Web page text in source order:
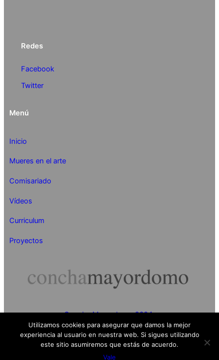
Redes
Facebook
Twitter
Menú
Inicio
Mueres en el arte
Comisariado
Vídeos
Curriculum
Proyectos
Concha Mayordomo 2024
Utilizamos cookies para asegurar que damos la mejor
experiencia al usuario en nuestra web. Si sigues utilizando
este sitio asumiremos que estás de acuerdo.
Vale